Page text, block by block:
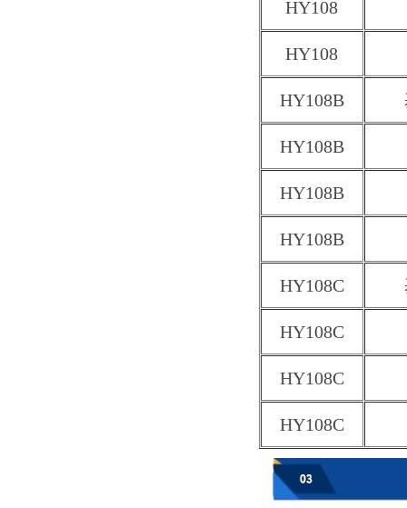
HY108
HY108
HY108B
HY108B
HY108B
HY108B
HY108C
HY108C
HY108C
HY108C